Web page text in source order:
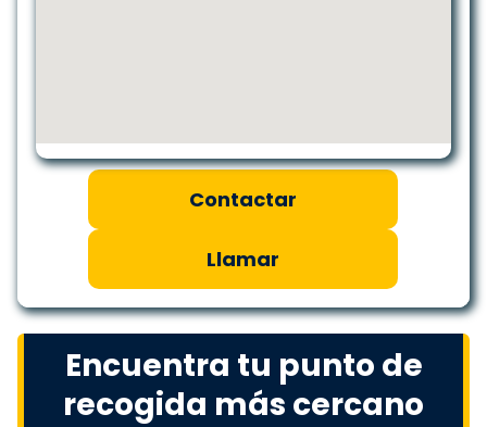
Contactar
Llamar
Encuentra tu punto de
recogida más cercano